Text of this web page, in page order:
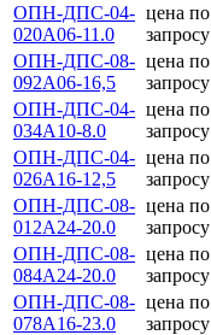
ОПН-ДПС-04-
020А06-11.0
цена по
запросу
ОПН-ДПС-08-
092А06-16,5
цена по
запросу
ОПН-ДПС-04-
034А10-8.0
цена по
запросу
ОПН-ДПС-04-
026А16-12,5
цена по
запросу
ОПН-ДПС-08-
012А24-20.0
цена по
запросу
ОПН-ДПС-08-
084А24-20.0
цена по
запросу
ОПН-ДПС-08-
078А16-23.0
цена по
запросу